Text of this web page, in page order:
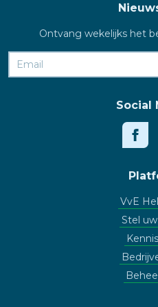
Ontvang wekelijks het
Social
VvE
Stel